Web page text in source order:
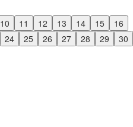
10 11 12 13 14 15
16
24 25 26 27 28 29
30